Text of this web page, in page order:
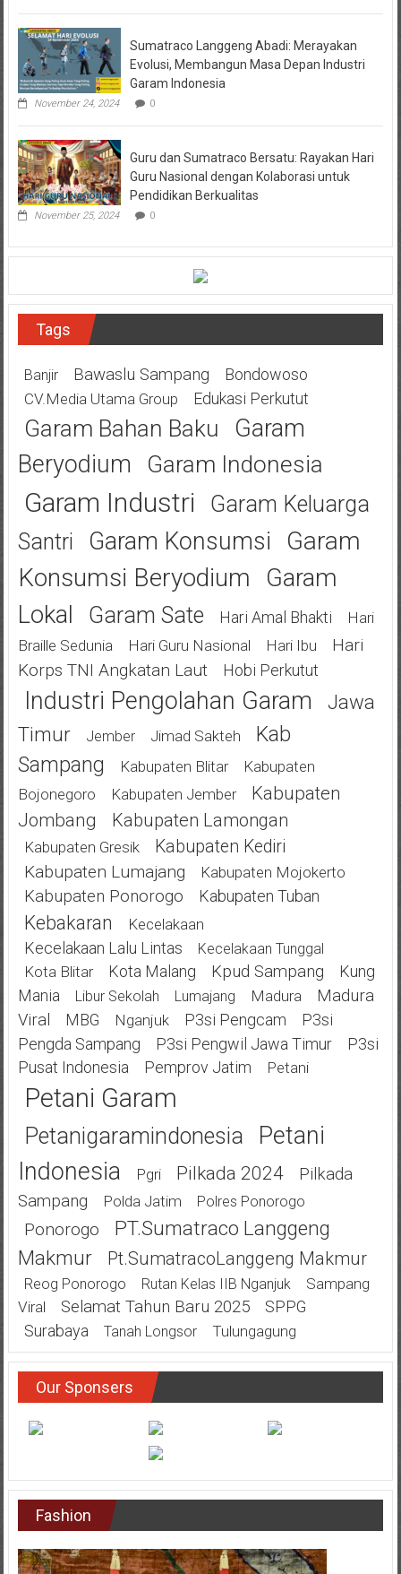
Sumatraco Langgeng Abadi: Merayakan
Evolusi, Membangun Masa Depan Industri
Garam Indonesia
November 24, 2024 0
Guru dan Sumatraco Bersatu: Rayakan Hari
Guru Nasional dengan Kolaborasi untuk
Pendidikan Berkualitas
November 25, 2024 0
Tags
Banjir Bawaslu Sampang Bondowoso
CV.Media Utama Group Edukasi Perkutut
Garam Bahan Baku
Garam
Beryodium
Garam Indonesia
Garam Industri
Garam Keluarga
Santri
Garam Konsumsi
Garam
Konsumsi Beryodium
Garam
Lokal
Garam Sate Hari Amal Bhakti
Hari
Braille Sedunia
Hari Guru Nasional Hari Ibu
Hari
Korps TNI Angkatan Laut
Hobi Perkutut
Industri Pengolahan Garam
Jawa
Timur
Jember Jimad Sakteh
Kab
Sampang
Kabupaten Blitar
Kabupaten
Bojonegoro
Kabupaten Jember
Kabupaten
Jombang
Kabupaten Lamongan
Kabupaten Gresik
Kabupaten Kediri
Kabupaten Lumajang
Kabupaten Mojokerto
Kabupaten Ponorogo Kabupaten Tuban
Kebakaran Kecelakaan
Kecelakaan Lalu Lintas Kecelakaan Tunggal
Kota Blitar Kota Malang Kpud Sampang
Kung
Mania
Libur Sekolah Lumajang Madura
Madura
Viral
MBG Nganjuk P3si Pengcam
P3si
Pengda Sampang
P3si Pengwil Jawa Timur
P3si
Pusat Indonesia
Pemprov Jatim Petani
Petani Garam
Petanigaramindonesia
Petani
Indonesia
Pgri Pilkada 2024
Pilkada
Sampang
Polda Jatim Polres Ponorogo
Ponorogo
PT.Sumatraco Langgeng
Makmur
Pt.SumatracoLanggeng Makmur
Reog Ponorogo Rutan Kelas IIB Nganjuk
Sampang
Viral
Selamat Tahun Baru 2025
SPPG
Surabaya
Tanah Longsor Tulungagung
Our Sponsers
Fashion